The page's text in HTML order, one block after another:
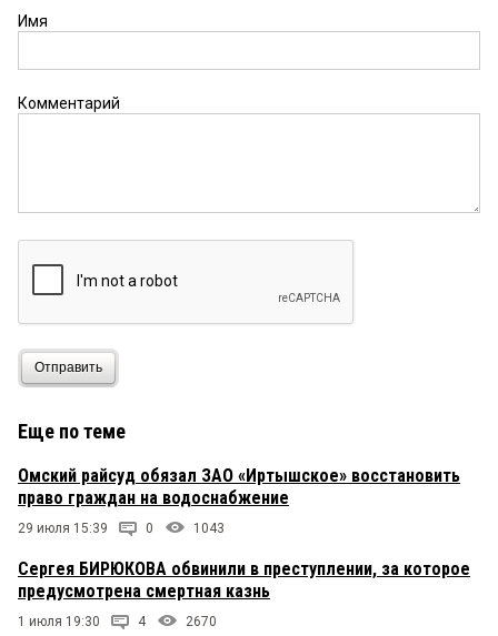
Имя
Комментарий
Отправить
Еще по теме
Омский райсуд обязал ЗАО «Иртышское» восстановить
право граждан на водоснабжение
29 июля 15:39 0 1043
Сергея БИРЮКОВА обвинили в преступлении, за которое
предусмотрена смертная казнь
1 июля 19:30 4 2670